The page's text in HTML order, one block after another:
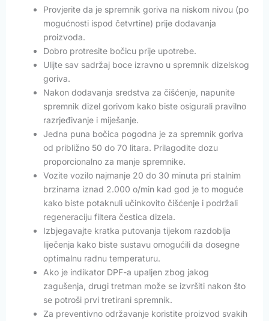
Provjerite da je spremnik goriva na niskom nivou (po
mogućnosti ispod četvrtine) prije dodavanja
proizvoda.
Dobro protresite bočicu prije upotrebe.
Ulijte sav sadržaj boce izravno u spremnik dizelskog
goriva.
Nakon dodavanja sredstva za čišćenje, napunite
spremnik dizel gorivom kako biste osigurali pravilno
razrjeđivanje i miješanje.
Jedna puna bočica pogodna je za spremnik goriva
od približno 50 do 70 litara. Prilagodite dozu
proporcionalno za manje spremnike.
Vozite vozilo najmanje 20 do 30 minuta pri stalnim
brzinama iznad 2.000 o/min kad god je to moguće
kako biste potaknuli učinkovito čišćenje i podržali
regeneraciju filtera čestica dizela.
Izbjegavajte kratka putovanja tijekom razdoblja
liječenja kako biste sustavu omogućili da dosegne
optimalnu radnu temperaturu.
Ako je indikator DPF-a upaljen zbog jakog
zagušenja, drugi tretman može se izvršiti nakon što
se potroši prvi tretirani spremnik.
Za preventivno održavanje koristite proizvod svakih